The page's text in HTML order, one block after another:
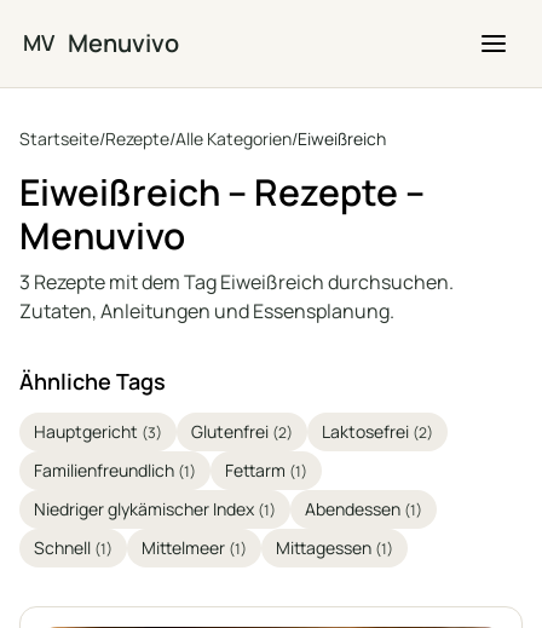
MV Menuvivo
Startseite/Rezepte/Alle Kategorien/Eiweißreich
Eiweißreich – Rezepte –
Menuvivo
3 Rezepte mit dem Tag Eiweißreich durchsuchen.
Zutaten, Anleitungen und Essensplanung.
Ähnliche Tags
Hauptgericht (3) Glutenfrei (2) Laktosefrei (2)
Familienfreundlich (1) Fettarm (1)
Niedriger glykämischer Index (1) Abendessen (1)
Schnell (1) Mittelmeer (1) Mittagessen (1)